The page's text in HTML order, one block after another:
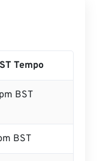
Tempo
BST
BST